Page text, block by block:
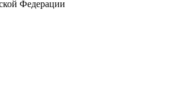
Федерации